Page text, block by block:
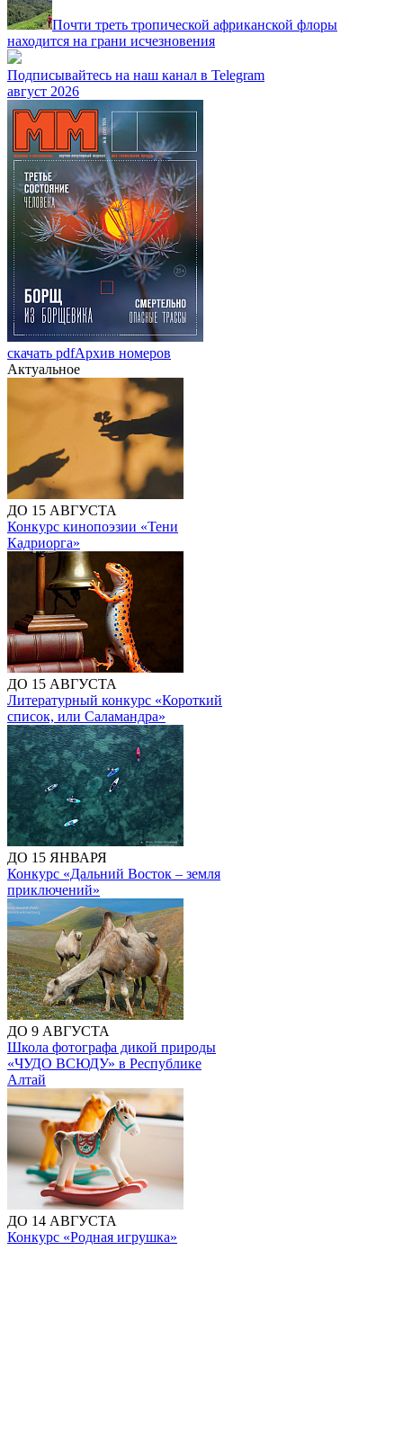
Почти треть тропической африканской флоры
находится на грани исчезновения
Подписывайтесь на наш канал в Telegram
август 2026
скачать pdfАрхив номеров
Актуальное
ДО 15 АВГУСТА
Конкурс кинопоэзии «Тени
Кадриорга»
ДО 15 АВГУСТА
Литературный конкурс «Короткий
список, или Саламандра»
ДО 15 ЯНВАРЯ
Конкурс «Дальний Восток – земля
приключений»
ДО 9 АВГУСТА
Школа фотографа дикой природы
«ЧУДО ВСЮДУ» в Республике
Алтай
ДО 14 АВГУСТА
Конкурс «Родная игрушка»